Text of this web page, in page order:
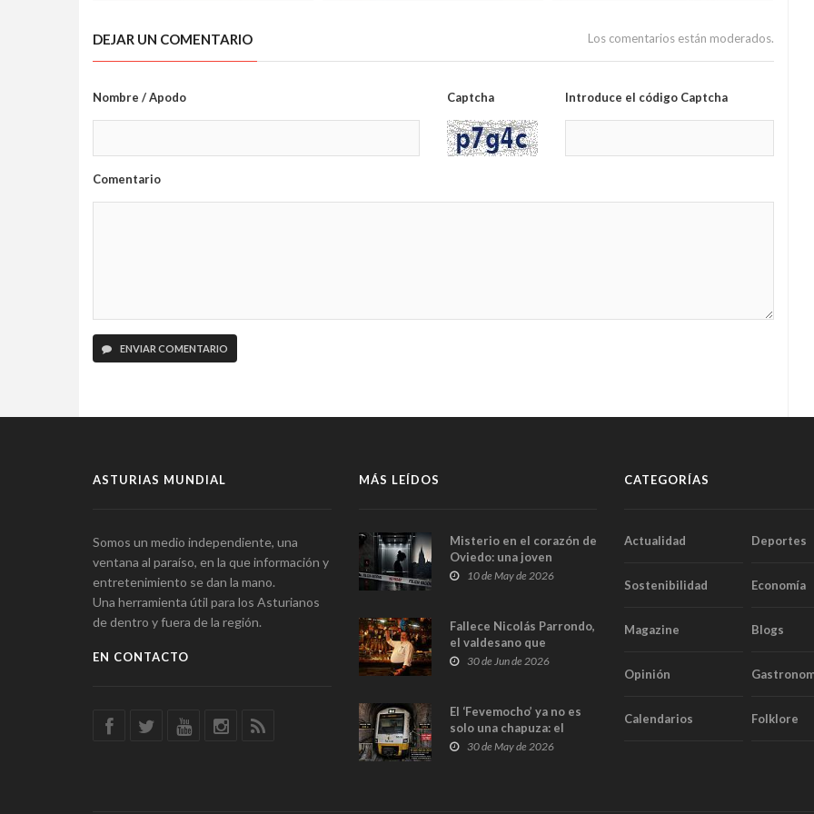
DEJAR UN COMENTARIO Los comentarios están moderados.
Nombre / Apodo Captcha Introduce el código Captcha
Comentario
ENVIAR COMENTARIO
ASTURIAS MUNDIAL
Somos un medio independiente, una
ventana al paraíso, en la que información y
entretenimiento se dan la mano.
Una herramienta útil para los Asturianos
de dentro y fuera de la región.
EN CONTACTO
MÁS LEÍDOS
Misterio en el corazón de
Oviedo: una joven
aparece muerta dentro
captan sus últimos
minutos
10 de May de 2026
Fallece Nicolás Parrondo,
el valdesano que
convirtió Casa Parrondo
30 de Jun de 2026
El ‘Fevemocho’ ya no es
solo una chapuza: el
Tribunal de Cuentas cifra
30 de May de 2026
CATEGORÍAS
Actualidad Deportes
Sostenibilidad Economía
Magazine Blogs
Opinión
Calendarios Folklore